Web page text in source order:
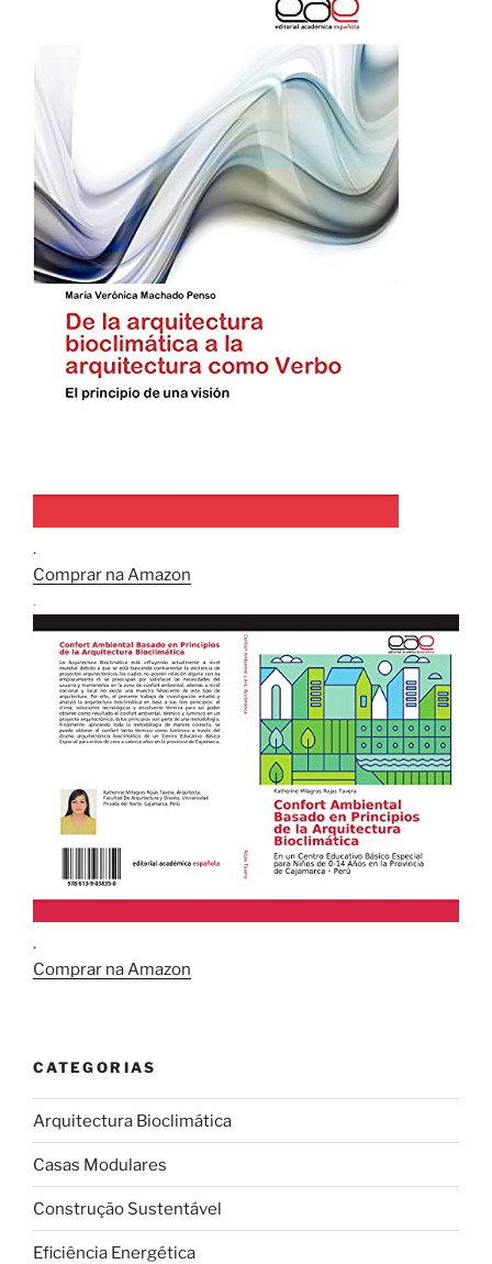
.
Comprar na Amazon
.
.
Comprar na Amazon
CATEGORIAS
Arquitectura Bioclimática
Casas Modulares
Construção Sustentável
Eficiência Energética